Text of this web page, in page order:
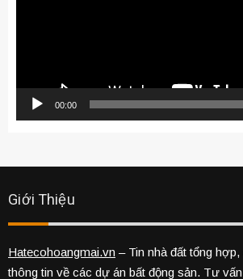
00:00
Giới Thiệu
Hatecohoangmai.vn – Tin nhà đất tổng
thông tin về các dự án bất động sản. Tư